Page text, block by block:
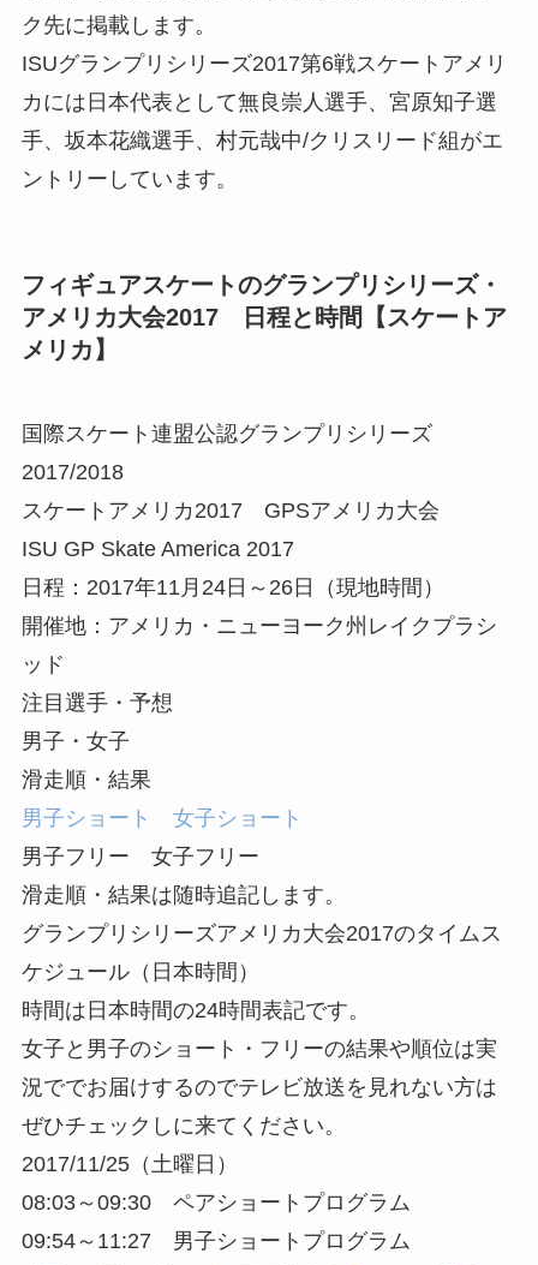
ク先に掲載します。
ISUグランプリシリーズ2017第6戦スケートアメリ
カには日本代表として無良崇人選手、宮原知子選
手、坂本花織選手、村元哉中/クリスリード組がエ
ントリーしています。
フィギュアスケートのグランプリシリーズ・
アメリカ大会2017 日程と時間【スケートア
メリカ】
国際スケート連盟公認グランプリシリーズ
2017/2018
スケートアメリカ2017 GPSアメリカ大会
ISU GP Skate America 2017
日程：2017年11月24日～26日（現地時間）
開催地：アメリカ・ニューヨーク州レイクプラシ
ッド
注目選手・予想
男子・女子
滑走順・結果
男子ショート
女子ショート
男子フリー 女子フリー
滑走順・結果は随時追記します。
グランプリシリーズアメリカ大会2017のタイムス
ケジュール（日本時間）
時間は日本時間の24時間表記です。
女子と男子のショート・フリーの結果や順位は実
況ででお届けするのでテレビ放送を見れない方は
ぜひチェックしに来てください。
2017/11/25（土曜日）
08:03～09:30 ペアショートプログラム
09:54～11:27 男子ショートプログラム